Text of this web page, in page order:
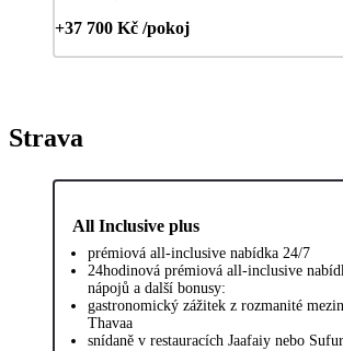
+37 700 Kč /pokoj
Strava
All Inclusive plus
prémiová all-inclusive nabídka 24/7
24hodinová prémiová all-inclusive
nápojů a další bonusy:
gastronomický zážitek z rozmanité
Thavaa
snídaně v restauracích Jaafaiy nebo